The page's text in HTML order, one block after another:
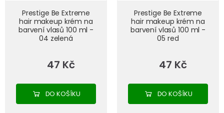
Prestige Be Extreme
hair makeup krém na
barvení vlasů 100 ml -
04 zelená
47 Kč
DO KOŠÍKU
Prestige Be Extreme
hair makeup krém na
barvení vlasů 100 ml -
05 red
47 Kč
DO KOŠÍKU